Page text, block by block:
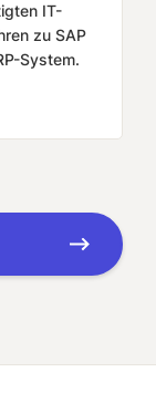
IT-
zu SAP
System.